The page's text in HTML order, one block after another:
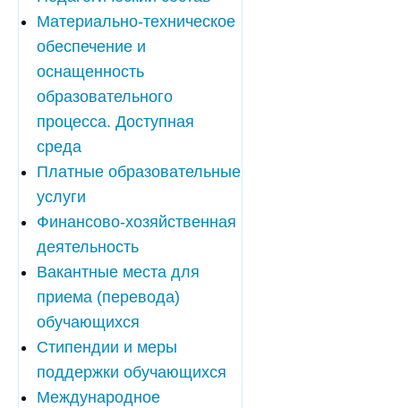
Материально-техническое
обеспечение и
оснащенность
образовательного
процесса. Доступная
среда
Платные образовательные
услуги
Финансово-хозяйственная
деятельность
Вакантные места для
приема (перевода)
обучающихся
Стипендии и меры
поддержки обучающихся
Международное